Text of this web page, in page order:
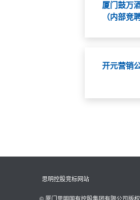
厦门鼓万
（内部竞
开元营销
思明控股竞标网站
© 厦门思明国有控股集团有限公司版